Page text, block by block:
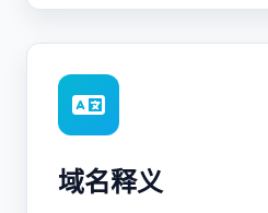
域名释义